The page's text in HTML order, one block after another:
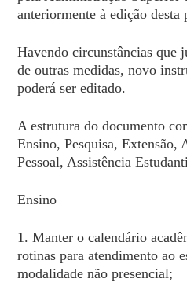
anteriormente à edição
Havendo circunstâncias que
de outras medidas, novo
poderá ser editado.
A estrutura do documento
Ensino, Pesquisa, Extensão,
Pessoal, Assistência
Ensino
1. Manter o calendário
rotinas para atendimento ao
modalidade não presencial;